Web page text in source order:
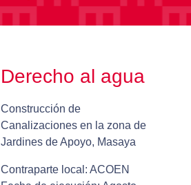
Derecho al agua
Construcción de
Canalizaciones en la zona de
Jardines de Apoyo, Masaya
Contraparte local: ACOEN